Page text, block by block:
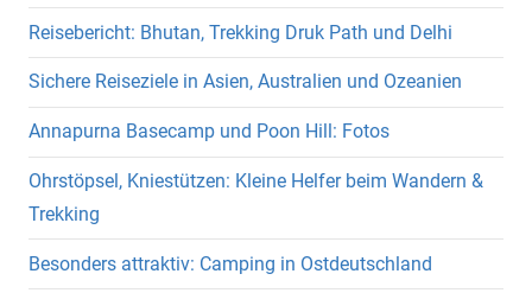
Reisebericht: Bhutan, Trekking Druk Path und Delhi
Sichere Reiseziele in Asien, Australien und Ozeanien
Annapurna Basecamp und Poon Hill: Fotos
Ohrstöpsel, Kniestützen: Kleine Helfer beim Wandern &
Trekking
Besonders attraktiv: Camping in Ostdeutschland